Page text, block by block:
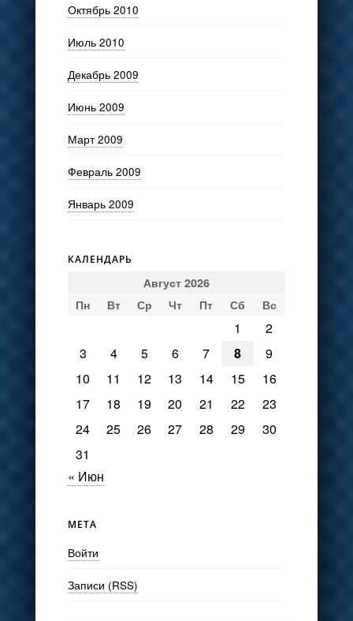
Октябрь 2010
Июль 2010
Декабрь 2009
Июнь 2009
Март 2009
Февраль 2009
Январь 2009
КАЛЕНДАРЬ
Август 2026
Пн
Вт Ср Чт Пт Сб Вс
1
2
3
4 5 6 7 8
9
10
11 12 13 14 15
16
17
18 19 20 21 22
23
24
25 26 27 28 29
30
31
« Июн
МЕТА
Войти
Записи (RSS)